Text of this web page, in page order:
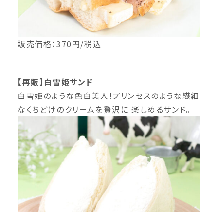
販売価格：370円/税込
【再販】白雪姫サンド
白雪姫のような色白美人!プリンセスのような繊細
なくちどけのクリームを贅沢に 楽しめるサンド。